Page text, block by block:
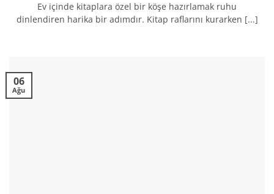
Ev içinde kitaplara özel bir köşe hazırlamak ruhu
dinlendiren harika bir adımdır. Kitap raflarını kurarken [...]
06
Ağu